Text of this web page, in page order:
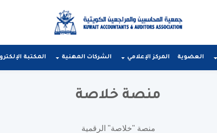
العضوية المركز الإعلامي الشركات المهنية المكتبة
منصة خلاصة
منصة "خلاصة" الرقمية